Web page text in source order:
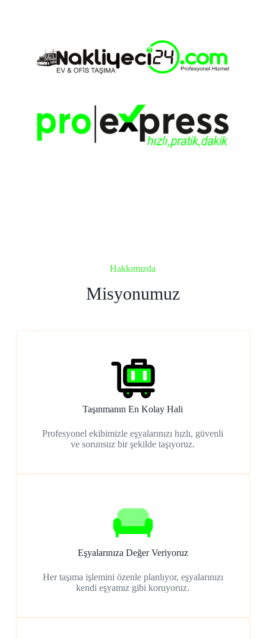
Hakkımızda
Misyonumuz
Taşınmanın En Kolay Hali
Profesyonel ekibimizle eşyalarınızı hızlı, güvenli
ve sorunsuz bir şekilde taşıyoruz.
Eşyalarınıza Değer Veriyoruz
Her taşıma işlemini özenle planlıyor, eşyalarınızı
kendi eşyamız gibi koruyoruz.